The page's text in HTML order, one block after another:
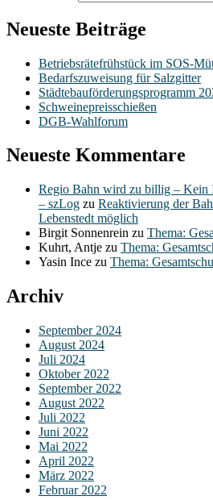
Neueste Beiträge
Betriebsrätefrühstück im SOS-
Bedarfszuweisung für Salzgitter
Städtebauförderungsprogramm
Schweinepreisschießen
DGB-Wahlforum
Neueste Kommentare
Regio Bahn wird zu billig – Kein
– szLog zu Reaktivierung der
Lebenstedt möglich
Birgit Sonnenrein zu Thema:
Kuhrt, Antje zu Thema:
Yasin Ince zu Thema:
Archiv
September 2024
August 2024
Juli 2024
Oktober 2022
September 2022
August 2022
Juli 2022
Juni 2022
Mai 2022
April 2022
März 2022
Februar 2022